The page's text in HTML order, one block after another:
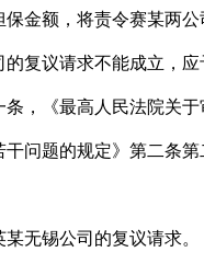
金额，将责令赛某两
议请求不能成立，应
，《最高人民法院关
干问题的规定》第二条
锡公司的复议请求。